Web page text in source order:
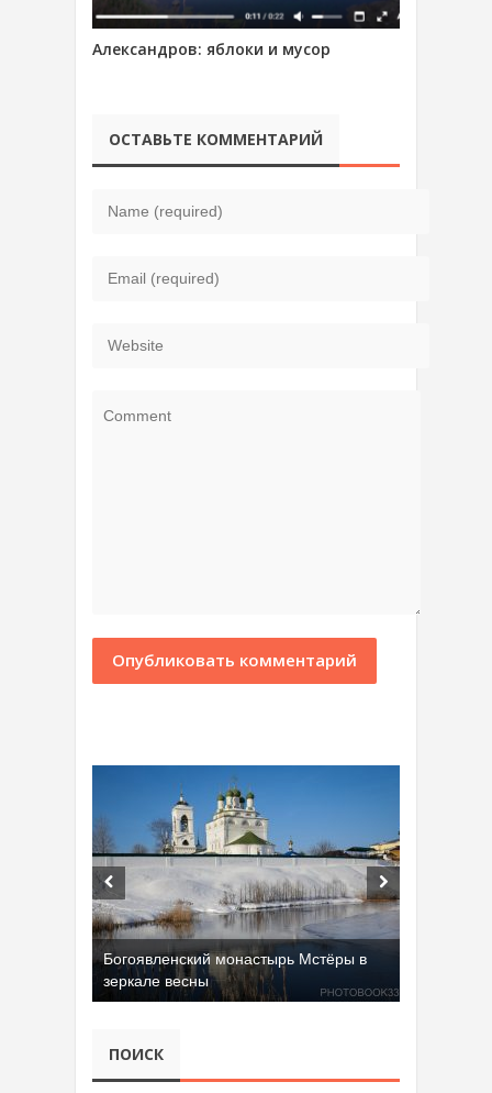
Александров: яблоки и мусор
ОСТАВЬТЕ КОММЕНТАРИЙ
Богоявленский монастырь Мстёры в
зеркале весны
ПОИСК